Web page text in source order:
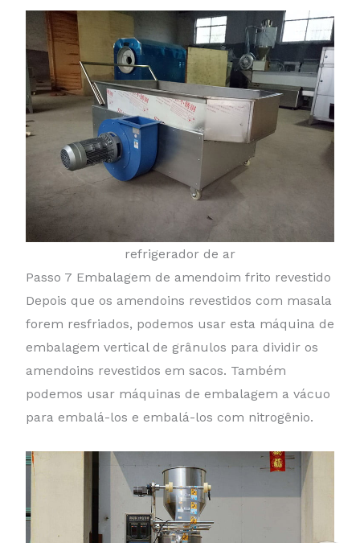
refrigerador de ar
Passo 7 Embalagem de amendoim frito revestido
Depois que os amendoins revestidos com masala
forem resfriados, podemos usar esta máquina de
embalagem vertical de grânulos para dividir os
amendoins revestidos em sacos. Também
podemos usar máquinas de embalagem a vácuo
para embalá-los e embalá-los com nitrogênio.